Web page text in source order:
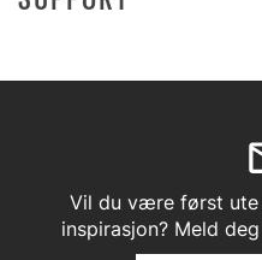
Vil du være først ute
inspirasjon? Meld